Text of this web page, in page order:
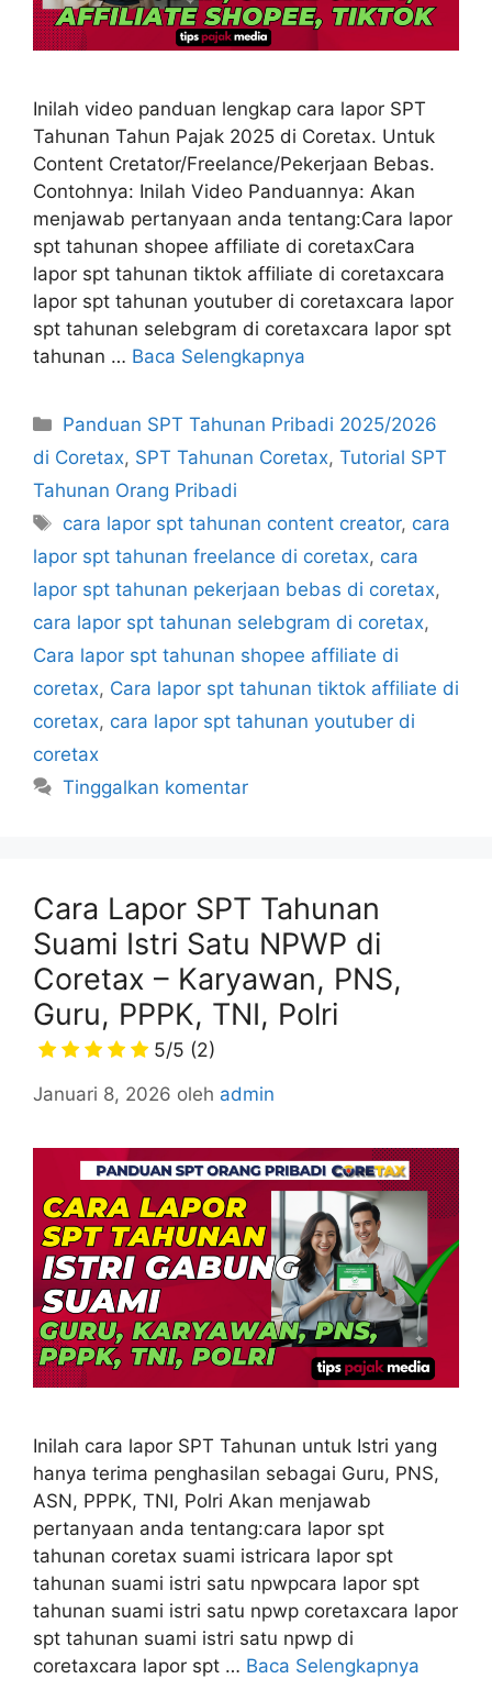
Inilah video panduan lengkap cara lapor SPT
Tahunan Tahun Pajak 2025 di Coretax. Untuk
Content Cretator/Freelance/Pekerjaan Bebas.
Contohnya: Inilah Video Panduannya: Akan
menjawab pertanyaan anda tentang:Cara lapor
spt tahunan shopee affiliate di coretaxCara
lapor spt tahunan tiktok affiliate di coretaxcara
lapor spt tahunan youtuber di coretaxcara lapor
spt tahunan selebgram di coretaxcara lapor spt
tahunan … Baca Selengkapnya
Kategori
Panduan SPT Tahunan Pribadi 2025/2026
di Coretax, SPT Tahunan Coretax, Tutorial SPT
Tahunan Orang Pribadi
Tag
cara lapor spt tahunan content creator, cara
lapor spt tahunan freelance di coretax, cara
lapor spt tahunan pekerjaan bebas di coretax,
cara lapor spt tahunan selebgram di coretax,
Cara lapor spt tahunan shopee affiliate di
coretax, Cara lapor spt tahunan tiktok affiliate di
coretax, cara lapor spt tahunan youtuber di
coretax
Tinggalkan komentar
Cara Lapor SPT Tahunan
Suami Istri Satu NPWP di
Coretax – Karyawan, PNS,
Guru, PPPK, TNI, Polri
5/5 (2)
Januari 8, 2026 oleh admin
Inilah cara lapor SPT Tahunan untuk Istri yang
hanya terima penghasilan sebagai Guru, PNS,
ASN, PPPK, TNI, Polri Akan menjawab
pertanyaan anda tentang:cara lapor spt
tahunan coretax suami istricara lapor spt
tahunan suami istri satu npwpcara lapor spt
tahunan suami istri satu npwp coretaxcara lapor
spt tahunan suami istri satu npwp di
coretaxcara lapor spt … Baca Selengkapnya